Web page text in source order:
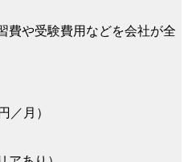
費や受験費用などを会社が全
／月）